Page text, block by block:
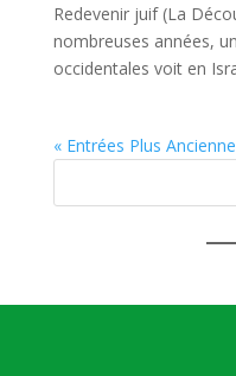
Redevenir juif (La
nombreuses années,
occidentales voit en
« Entrées Plus